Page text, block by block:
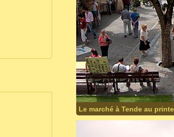
Le marché à Tende au